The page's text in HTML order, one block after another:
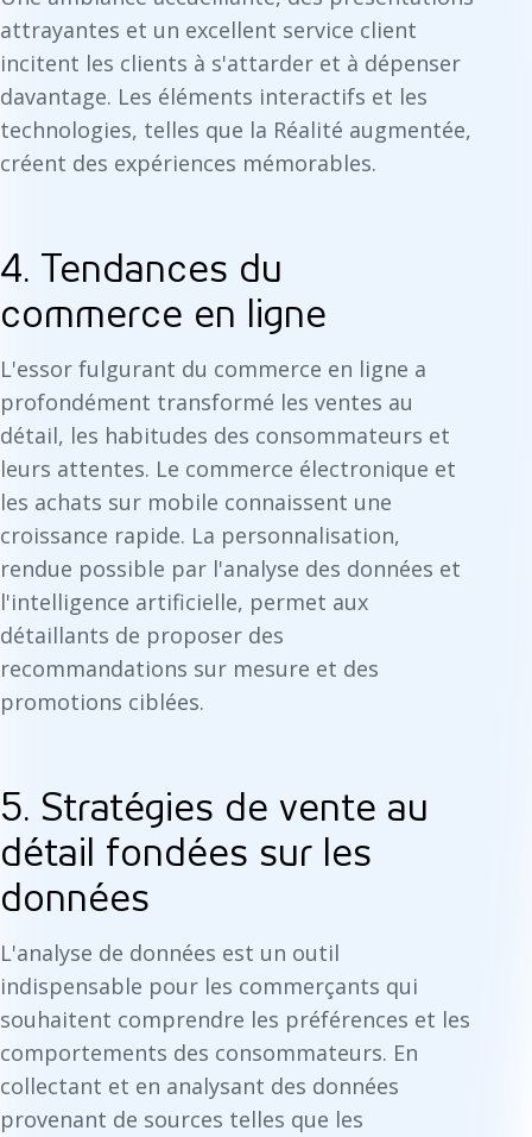
attrayantes et un excellent service client
incitent les clients à s'attarder et à dépenser
davantage. Les éléments interactifs et les
technologies, telles que la Réalité augmentée,
créent des expériences mémorables.
4. Tendances du
commerce en ligne
L'essor fulgurant du commerce en ligne a
profondément transformé les ventes au
détail, les habitudes des consommateurs et
leurs attentes. Le commerce électronique et
les achats sur mobile connaissent une
croissance rapide. La personnalisation,
rendue possible par l'analyse des données et
l'intelligence artificielle, permet aux
détaillants de proposer des
recommandations sur mesure et des
promotions ciblées.
5. Stratégies de vente au
détail fondées sur les
données
L'analyse de données est un outil
indispensable pour les commerçants qui
souhaitent comprendre les préférences et les
comportements des consommateurs. En
collectant et en analysant des données
provenant de sources telles que les